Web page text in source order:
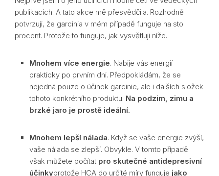
publikacích. A tato akce mě přesvědčila. Rozhodně
potvrzuji, že garcinia v mém případě funguje na sto
procent. Protože to funguje, jak vysvětluji níže.
Mnohem více energie. Nabije vás energií
prakticky po prvním dni. Předpokládám, že se
nejedná pouze o účinek garcinie, ale i dalších složek
tohoto konkrétního produktu. Na podzim, zimu a
brzké jaro je prostě ideální.
Mnohem lepší nálada. Když se vaše energie zvýší,
vaše nálada se zlepší. Obvykle. V tomto případě
však můžete počítat pro skutečné antidepresivní
účinkyprotože HCA do určité míry funguje jako